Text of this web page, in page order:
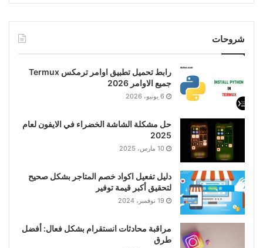
شروحات
رابط تحميل تطبيق اوامر ترمكس Termux
جميع الاوامر 2026
6 يونيو، 2026
حل مشكلة الشاشة الخضراء في الايفون لعام
2025
10 مارس، 2025
دليل تفعيل اكواد خصم المتاجر بشكل صحيح
لتحقيق أكبر قيمة توفير
19 نوفمبر، 2024
مراقبة محادثات انستقرام بشكل فعال: أفضل
طرق